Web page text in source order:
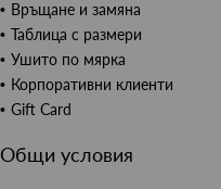
Връщане и замяна
Таблица с размери
Ушито по мярка
Корпоративни клиенти
Gift Card
Общи условия